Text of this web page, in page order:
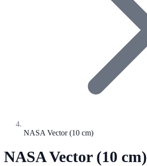
NASA Vector (10 cm)
NASA Vector (10 cm)